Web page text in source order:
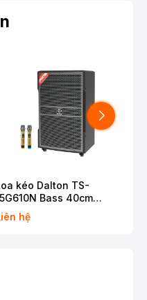
kéo Dalton TS-
Bass 40cm
Karaoke Bluetooth
hệ